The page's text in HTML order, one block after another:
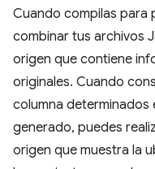
Cuando compilas para
combinar tus archivos
origen que contiene
originales. Cuando
columna determinados
generado, puedes
origen que muestra la